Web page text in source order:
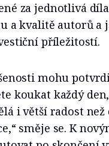
za jednotlivá
a kvalitě autorů a
příležitostí.
mohu
koukat každý
i větší radost
směje se. K